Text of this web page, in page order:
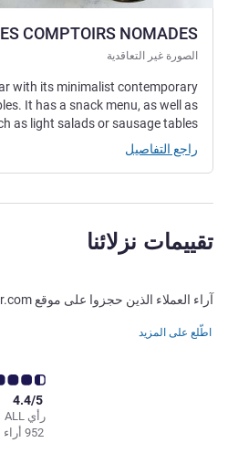
COMPTOIRS NOMADES
الصورة غير التعاقدية
with its minimalist contemporary
It has a snack menu, as well as
as light salads or sausage tables.
راجع التفاصيل
تقييمات نزلائنا
آراء العملاء الذين حجزوا على موقع all.accor.com
اطّلع على المزيد
رأي ALL
4.4/5
952 أراء